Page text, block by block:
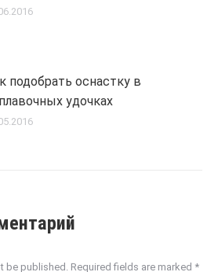
подобрать оснастку в
удочках
be published. Required fields are marked *